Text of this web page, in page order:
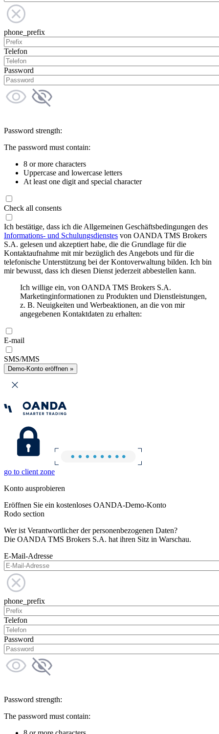
phone_prefix
Telefon
Password
Password strength:
The password must contain:
8 or more characters
Uppercase and lowercase letters
At least one digit and special character
Check all consents
Ich bestätige, dass ich die Allgemeinen Geschäftsbedingungen des
Informations- und Schulungsdienstes von OANDA TMS Brokers
S.A. gelesen und akzeptiert habe, die die Grundlage für die
Kontaktaufnahme mit mir bezüglich des Angebots und für die
telefonische Unterstützung bei der Kontoverwaltung bilden. Ich bin
mir bewusst, dass ich diesen Dienst jederzeit abbestellen kann.
Ich willige ein, von OANDA TMS Brokers S.A.
Marketinginformationen zu Produkten und Dienstleistungen,
z. B. Neuigkeiten und Werbeaktionen, an die von mir
angegebenen Kontaktdaten zu erhalten:
E-mail
SMS/MMS
Demo-Konto eröffnen »
go to client zone
Konto ausprobieren
Eröffnen Sie ein kostenloses OANDA-Demo-Konto
Rodo section
Wer ist Verantwortlicher der personenbezogenen Daten?
Die OANDA TMS Brokers S.A. hat ihren Sitz in Warschau.
E-Mail-Adresse
phone_prefix
Telefon
Password
Password strength:
The password must contain: